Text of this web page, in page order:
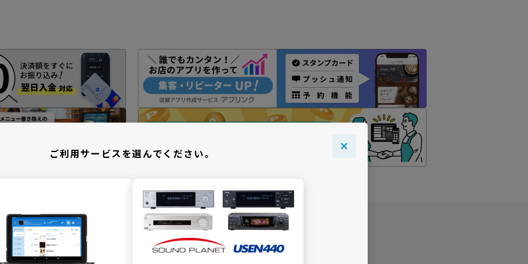
新規加入をご検討中のお客様
＼ どこでBGMサービスをご利用ですか ／
ご利用サービスを選んでください。